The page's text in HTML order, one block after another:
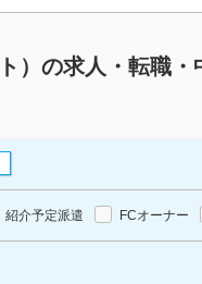
）の求人・転職・
紹介予定派遣 FCオーナー